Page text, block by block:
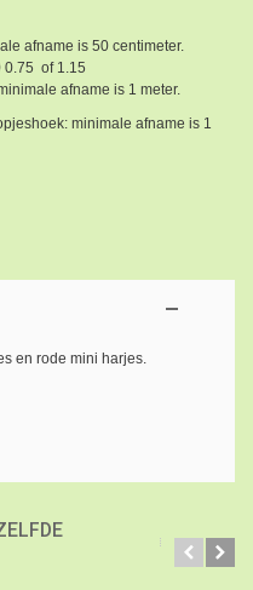
afname is 50 centimeter.
0.75 of 1.15
afname is 1 meter.
minimale afname is 1
en rode mini harjes.